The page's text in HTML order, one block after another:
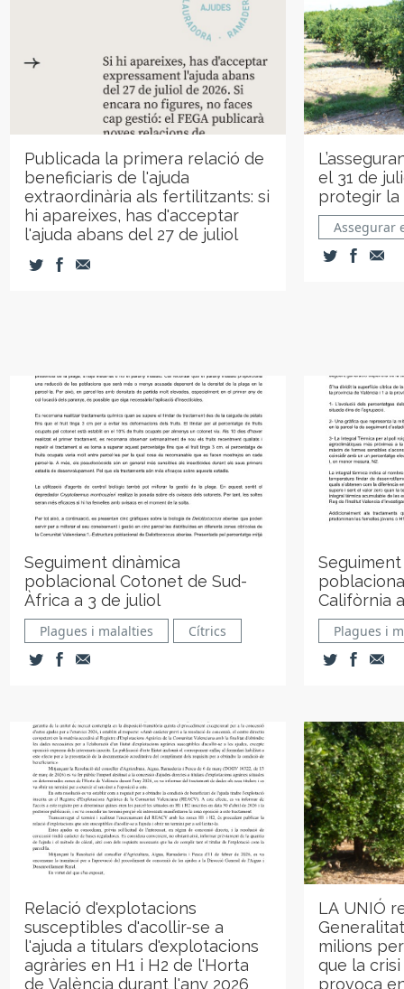
Publicada la primera relació de
beneficiaris de l'ajuda
extraordinària als fertilitzants: si
hi apareixes, has d'acceptar
l'ajuda abans del 27 de juliol
el 31 de
protegir la
Assegurar
Seguiment dinàmica
poblacional Cotonet de Sud-
Àfrica a 3 de juliol
Plagues i malalties Cítrics
Califòrnia
Plagues i
Relació d'explotacions
susceptibles d'acollir-se a
l'ajuda a titulars d'explotacions
agràries en H1 i H2 de l'Horta
de València durant l'any 2026
LA UNIÓ
milions
que la
provoca